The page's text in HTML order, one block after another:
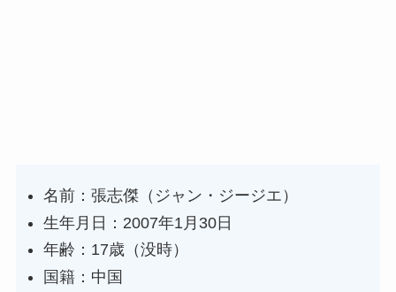
名前：張志傑（ジャン・ジージエ）
生年月日：2007年1月30日
年齢：17歳（没時）
国籍：中国